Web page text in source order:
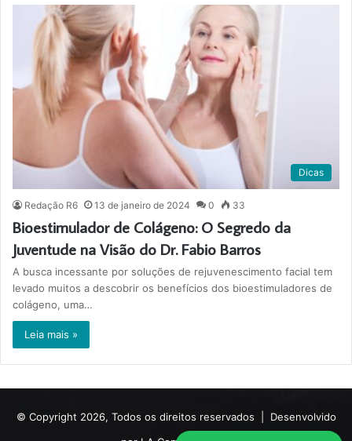
Dicas
Redação R6 13 de janeiro de 2024 0 33
Bioestimulador de Colágeno: O Segredo da
Juventude na Visão do Dr. Fabio Barros
A busca incessante por soluções de rejuvenescimento facial tem
levado muitos a descobrir os benefícios dos bioestimuladores de
colágeno, uma…
Leia mais »
© Copyright 2026, Todos os direitos reservados | Desenvolvido